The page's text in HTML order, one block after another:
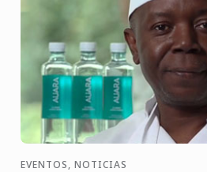
EVENTOS, NOTICIAS